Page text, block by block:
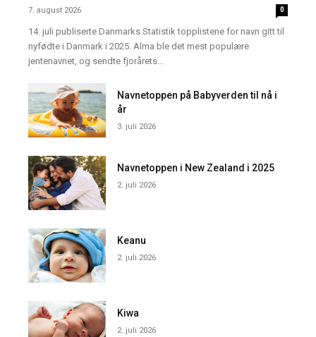
7. august 2026 0
14. juli publiserte Danmarks Statistik topplistene for navn gitt til
nyfødte i Danmark i 2025. Alma ble det mest populære
jentenavnet, og sendte fjorårets...
Navnetoppen på Babyverden til nå i
år
3. juli 2026
Navnetoppen i New Zealand i 2025
2. juli 2026
Keanu
2. juli 2026
Kiwa
2. juli 2026